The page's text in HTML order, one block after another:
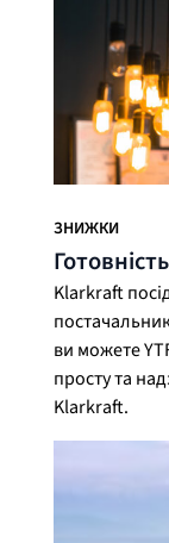
ЗНИЖКИ
Klarkraft
ви можете
просту та
Klarkraft.